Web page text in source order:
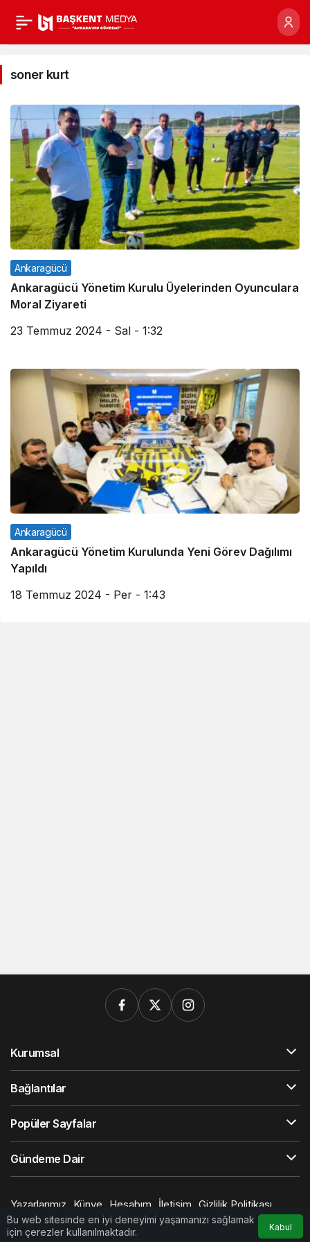
soner
kurt
Haberleri
soner kurt
Ankaragücü
Ankaragücü Yönetim Kurulu Üyelerinden Oyunculara
Moral Ziyareti
23 Temmuz 2024 - Sal - 1:32
Ankaragücü
Ankaragücü Yönetim Kurulunda Yeni Görev Dağılımı
Yapıldı
18 Temmuz 2024 - Per - 1:43
Bu web sitesinde en iyi deneyimi yaşamanızı sağlamak
için çerezler kullanılmaktadır.
Kabul
Kurumsal
Bağlantılar
Popüler Sayfalar
Gündeme Dair
Yazarlarımız Künye Hesabım İletişim Gizlilik Politikası
Başkent Medya © Telif Hakkı 2026, Tüm Hakları Saklıdır